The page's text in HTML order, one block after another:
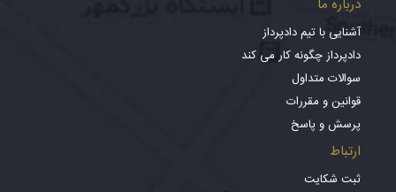
درباره ما
آشنایی با تیم دادپرداز
دادپرداز چگونه کار می کند
سوالات متداول
قوانین و مقررات
پرسش و پاسخ
ارتباط
ثبت شکایت